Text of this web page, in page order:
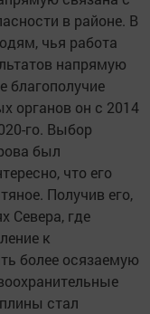
в районе. В
чья работа
напрямую
благополучие
органов он с 2014
го. Выбор
был
что его
Получив его,
Севера, где
к
более осязаемую
стал